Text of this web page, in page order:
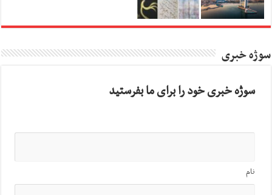
سوژه خبری
سوژه خبری خود را برای ما بفرستید
نام